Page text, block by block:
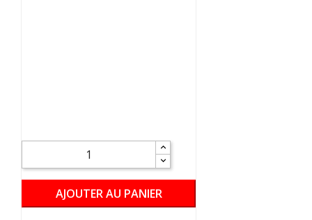
AJOUTER AU PANIER